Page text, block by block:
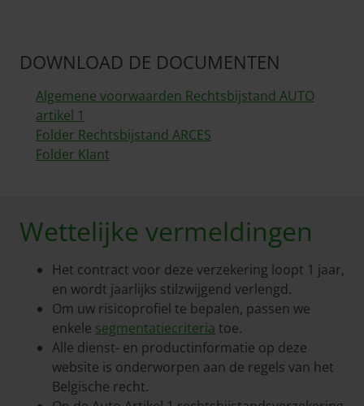
DOWNLOAD DE DOCUMENTEN
Algemene voorwaarden Rechtsbijstand AUTO
artikel 1
Folder Rechtsbijstand ARCES
Folder Klant
Wettelijke vermeldingen
Het contract voor deze verzekering loopt 1 jaar,
en wordt jaarlijks stilzwijgend verlengd.
Om uw risicoprofiel te bepalen, passen we
enkele segmentatiecriteria toe.
Alle dienst- en productinformatie op deze
website is onderworpen aan de regels van het
Belgische recht.